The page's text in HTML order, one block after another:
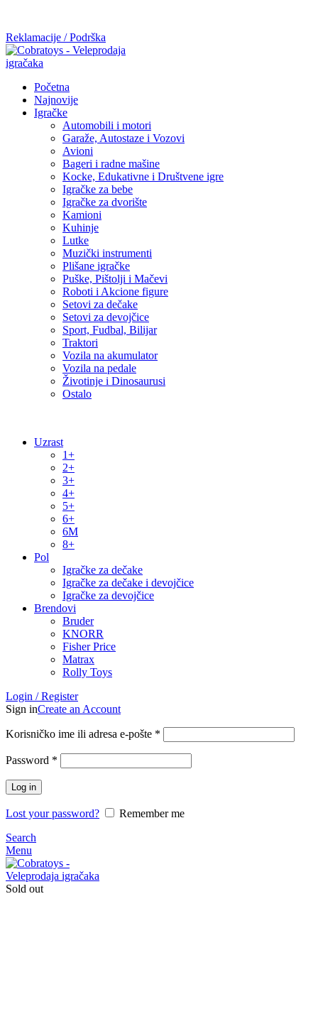
Reklamacije / Podrška
Početna
Najnovije
Igračke
Automobili i motori
Garaže, Autostaze i Vozovi
Avioni
Bageri i radne mašine
Kocke, Edukativne i Društvene igre
Igračke za bebe
Igračke za dvorište
Kamioni
Kuhinje
Lutke
Muzički instrumenti
Plišane igračke
Puške, Pištolji i Mačevi
Roboti i Akcione figure
Setovi za dečake
Setovi za devojčice
Sport, Fudbal, Bilijar
Traktori
Vozila na akumulator
Vozila na pedale
Životinje i Dinosaurusi
Ostalo
Uzrast
1+
2+
3+
4+
5+
6+
6M
8+
Pol
Igračke za dečake
Igračke za dečake i devojčice
Igračke za devojčice
Brendovi
Bruder
KNORR
Fisher Price
Matrax
Rolly Toys
Login / Register
Sign inCreate an Account
Korisničko ime ili adresa e-pošte *
Password *
Log in
Lost your password?
Remember me
Search
Menu
Sold out